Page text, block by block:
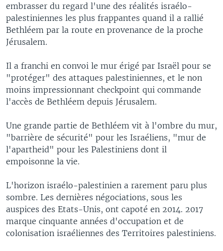
embrasser du regard l'une des réalités israélo-
palestiniennes les plus frappantes quand il a rallié
Bethléem par la route en provenance de la proche
Jérusalem.
Il a franchi en convoi le mur érigé par Israël pour se
"protéger" des attaques palestiniennes, et le non
moins impressionnant checkpoint qui commande
l'accès de Bethléem depuis Jérusalem.
Une grande partie de Bethléem vit à l'ombre du mur,
"barrière de sécurité" pour les Israéliens, "mur de
l'apartheid" pour les Palestiniens dont il
empoisonne la vie.
L'horizon israélo-palestinien a rarement paru plus
sombre. Les dernières négociations, sous les
auspices des Etats-Unis, ont capoté en 2014. 2017
marque cinquante années d'occupation et de
colonisation israéliennes des Territoires palestiniens.